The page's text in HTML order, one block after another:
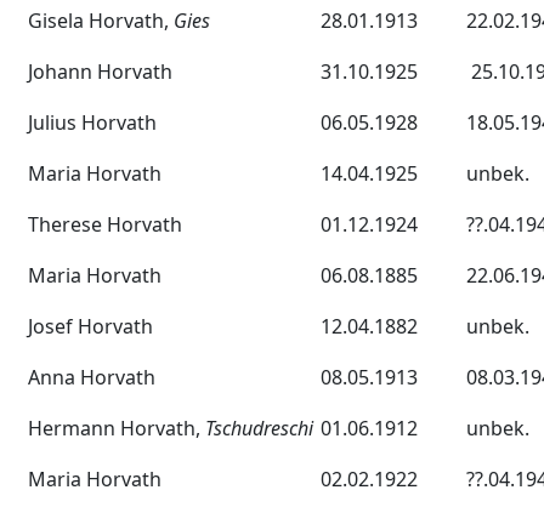
Gisela Horvath, Gies 28.01.1913
Johann Horvath
31.10.1925
Julius Horvath
06.05.1928
Maria Horvath
14.04.1925
unbek.
Therese Horvath
01.12.1924
Maria Horvath
06.08.1885
Josef Horvath
12.04.1882
unbek.
Anna Horvath
08.05.1913
Hermann Horvath, Tschudreschi 01.06.1912
unbek.
Maria Horvath
02.02.1922